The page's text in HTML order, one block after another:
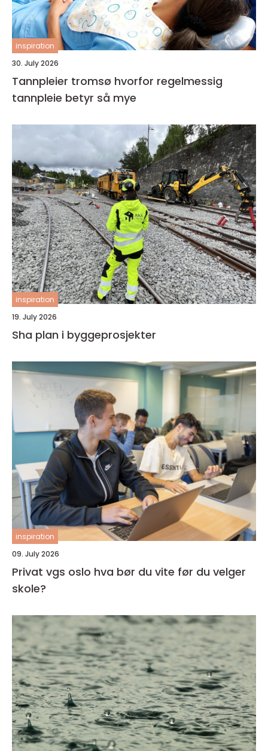
inspiration
30. July 2026
Tannpleier tromsø hvorfor regelmessig
tannpleie betyr så mye
inspiration
19. July 2026
Sha plan i byggeprosjekter
inspiration
09. July 2026
Privat vgs oslo hva bør du vite før du velger
skole?